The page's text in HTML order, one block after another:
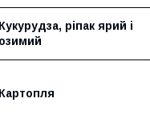
Кукурудза, ріпак ярий і
озимий
Картопля